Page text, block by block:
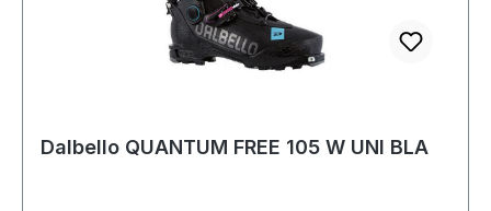
Dalbello QUANTUM FREE 105 W UNI BLA